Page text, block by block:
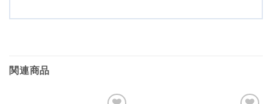
関連商品